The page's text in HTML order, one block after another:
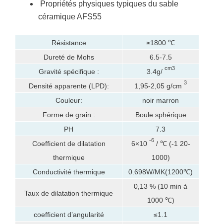
Propriétés physiques typiques du sable
céramique AFS55
Résistance
≥1800 ℃
Dureté de Mohs
6.5-7.5
Gravité spécifique :
3.4g/ cm3
Densité apparente (LPD): 1,95-2,05 g/cm 3
Couleur:
noir marron
Forme de grain :
Boule sphérique
PH
7.3
Coefficient de dilatation
thermique
6×10 -6/ ℃ (-1 20-
1000)
Conductivité thermique
0.698W/MK(1200℃)
Taux de dilatation thermique
0,13 % (10 min à
1000 ℃)
coefficient d’angularité
≤1.1